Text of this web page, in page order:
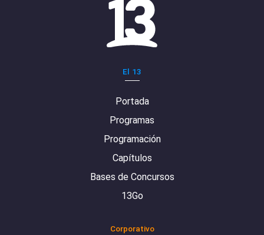
El 13
Portada
Programas
Programación
Capítulos
Bases de Concursos
13Go
Corporativo